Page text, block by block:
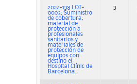
2024-138 LOT-
0003: Suministro
de cobertura,
material de
protección a
profesionales
sanitarios y
materiales de
protección de
equipos con
destino el
Hospital Clínic de
Barcelona.
3